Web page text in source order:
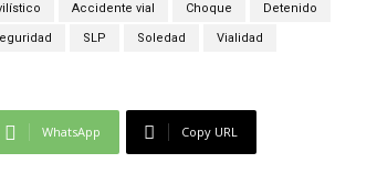
Accidente vial Choque Detenido
SLP Soledad Vialidad
WhatsApp Copy URL